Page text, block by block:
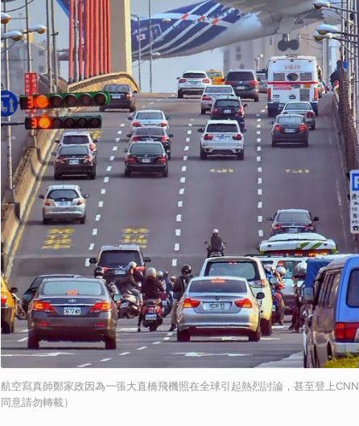
航空寫真師鄭家政因為一張大直橋飛機照在全球引起熱烈討論，甚至登上
同意請勿轉載）